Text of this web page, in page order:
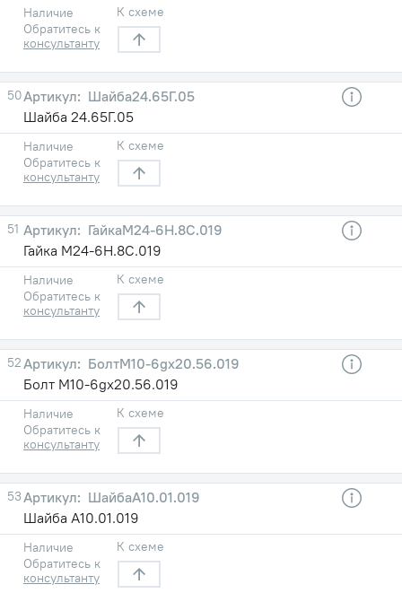
Наличие
Обратитесь к
консультанту
К схеме
50
Шайба24.65Г.05
Шайба 24.65Г.05
Наличие
Обратитесь к
консультанту
К схеме
51
ГайкаМ24-6Н.8С.019
Гайка М24-6Н.8С.019
Наличие
Обратитесь к
консультанту
К схеме
52
БолтМ10-6gх20.56.019
Болт М10-6gх20.56.019
Наличие
Обратитесь к
консультанту
К схеме
53
ШайбаА10.01.019
Шайба А10.01.019
Наличие
Обратитесь к
консультанту
К схеме